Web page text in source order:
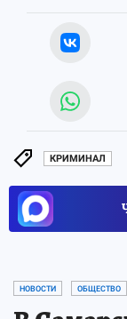
КРИМИНАЛ
НОВОСТИ ОБЩЕСТВО